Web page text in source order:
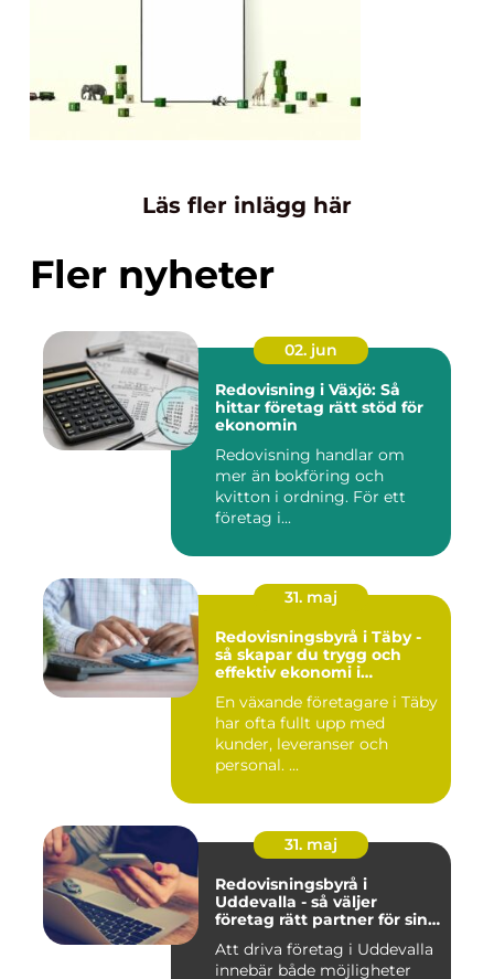
Läs fler inlägg här
Fler nyheter
02. jun
Redovisning i Växjö: Så
hittar företag rätt stöd för
ekonomin
Redovisning handlar om
mer än bokföring och
kvitton i ordning. För ett
företag i...
31. maj
Redovisningsbyrå i Täby -
så skapar du trygg och
effektiv ekonomi i
En växande företagare i Täby
har ofta fullt upp med
kunder, leveranser och
personal. ...
31. maj
Redovisningsbyrå i
Uddevalla - så väljer
företag rätt partner för sin
Att driva företag i Uddevalla
innebär både möjligheter